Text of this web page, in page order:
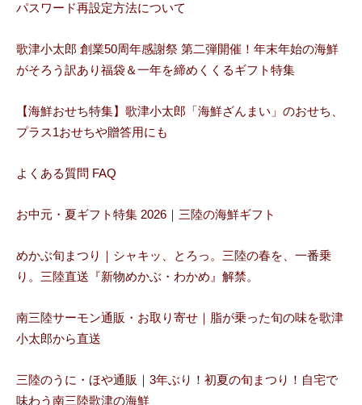
パスワード再設定方法について
歌津小太郎 創業50周年感謝祭 第二弾開催！年末年始の海鮮
がそろう訳あり福袋＆一年を締めくくるギフト特集
【海鮮おせち特集】歌津小太郎「海鮮ざんまい」のおせち、
プラス1おせちや贈答用にも
よくある質問 FAQ
お中元・夏ギフト特集 2026｜三陸の海鮮ギフト
めかぶ旬まつり｜シャキッ、とろっ。三陸の春を、一番乗
り。三陸直送『新物めかぶ・わかめ』解禁。
南三陸サーモン通販・お取り寄せ｜脂が乗った旬の味を歌津
小太郎から直送
三陸のうに・ほや通販｜3年ぶり！初夏の旬まつり！自宅で
味わう南三陸歌津の海鮮